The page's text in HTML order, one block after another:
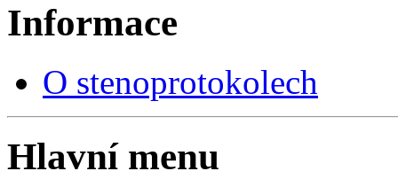
Informace
O stenoprotokolech
Hlavní menu